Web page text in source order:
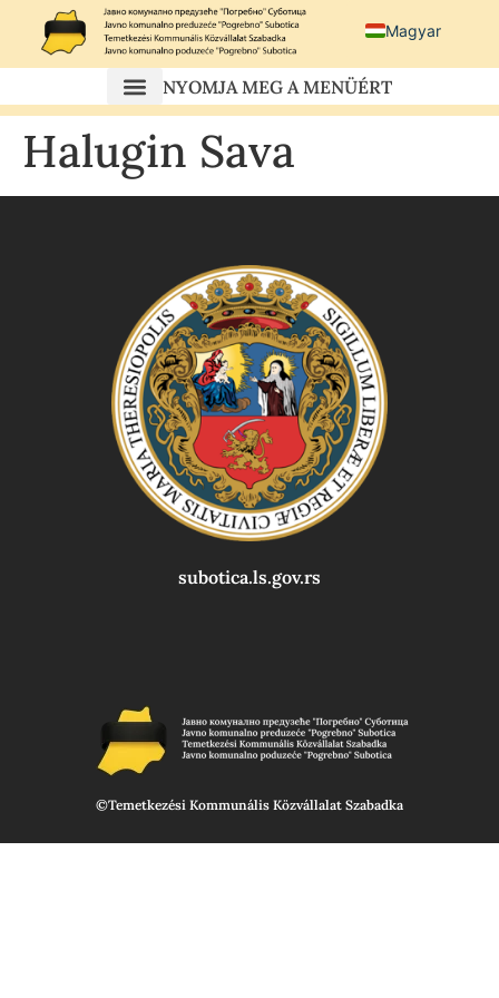
Magyar
Српски језик
NYOMJA MEG A MENÜÉRT
Halugin Sava
subotica.ls.gov.rs
©Temetkezési Kommunális Közvállalat Szabadka